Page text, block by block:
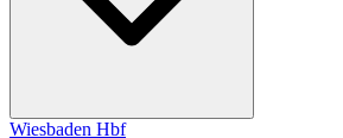
Wiesbaden Hbf